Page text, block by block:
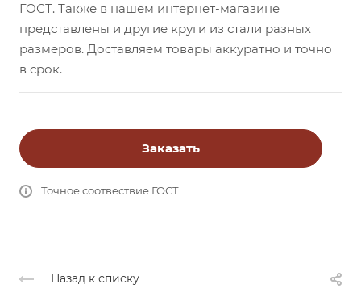
ГОСТ. Также в нашем интернет-магазине
представлены и другие круги из стали разных
размеров. Доставляем товары аккуратно и точно
в срок.
Заказать
Точное соотвествие ГОСТ.
Назад к списку